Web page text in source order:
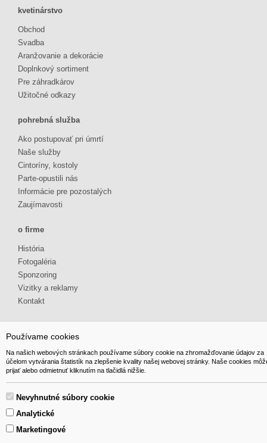
Používame cookies
Na našich webových stránkach používame súbory cookie na zhromažďovanie údajov za
účelom vytvárania štatistík na zlepšenie kvality našej webovej stránky. Naše cookies
prijať alebo odmietnuť kliknutím na tlačidlá nižšie.
Nevyhnutné súbory cookie
Analytické
Marketingové
kvetinárstvo
Obchod
Svadba
Aranžovanie a dekorácie
Doplnkový sortiment
Pre záhradkárov
Užitočné odkazy
pohrebná služba
Ako postupovať pri úmrtí
Naše služby
Cintoríny, kostoly
Parte-opustili nás
Informácie pre pozostalých
Zaujímavosti
o firme
História
Fotogaléria
Sponzoring
Vizitky a reklamy
Kontakt
© 2014 GIBOX, s.r.o. • Generuje redakčný systém YGScms •